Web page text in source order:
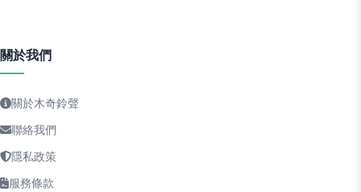
關於我們
關於木奇鈴聲
聯絡我們
隱私政策
服務條款